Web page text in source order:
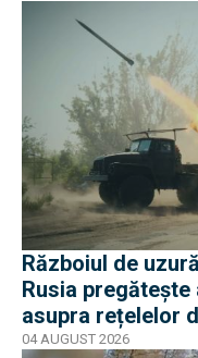
Războiul de
Rusia
asupra rețelelor
04 AUGUST 2026